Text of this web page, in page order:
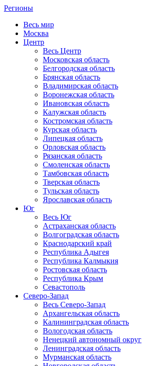
Регионы
Весь мир
Москва
Центр
Весь Центр
Московская область
Белгородская область
Брянская область
Владимирская область
Воронежская область
Ивановская область
Калужская область
Костромская область
Курская область
Липецкая область
Орловская область
Рязанская область
Смоленская область
Тамбовская область
Тверская область
Тульская область
Ярославская область
Юг
Весь Юг
Астраханская область
Волгоградская область
Краснодарский край
Республика Адыгея
Республика Калмыкия
Ростовская область
Республика Крым
Севастополь
Северо-Запад
Весь Северо-Запад
Архангельская область
Калининградская область
Вологодская область
Ненецкий автономный округ
Ленинградская область
Мурманская область